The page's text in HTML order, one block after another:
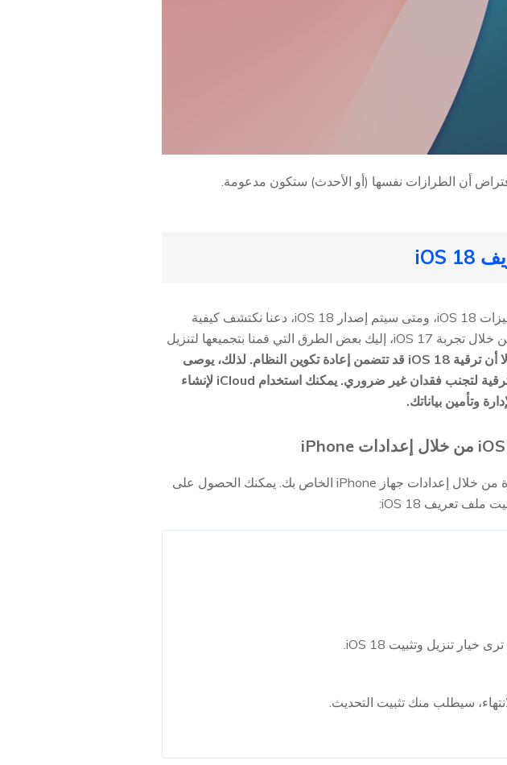
الآن بعد أن عرفت إذا كان جهاز iPhone الخاص بك متوافقًا مع iOS 18، وميزات iOS 18، ومتى سيتم إصدار iOS 18، دعنا نكتشف كيفية
الحصول على التحديثات على iPhone وكيفية تنزيل ملف تعريف iOS 18. من خلال تجربة iOS 17، إليك بعض الطرق التي قمنا بتجميعها لتنزيل
على الرغم من أن ترقية iOS لن تؤدي إلى فقدان البيانات، إلا أن ترقية iOS 18 قد تتضمن إعادة تكوين النظام. لذلك، يوصى
دائمًا باستخدام iCloud أو iTunes لعمل نسخة احتياطية من بياناتك قبل الترقية لتجنب فقدان غير ضروري. يمكنك استخدام iCloud لإنشاء
تنزيل وتثبيت ملف تعريف iOS 18 هو عملية بسيطة يمكن القيام بها مباشرة من خلال إعدادات جهاز iPhone الخاص بك. يمكنك الحصول على